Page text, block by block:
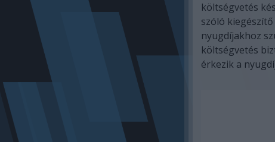
költségvetés
szóló
nyugdíjakhoz
költségvetés
érkezik a